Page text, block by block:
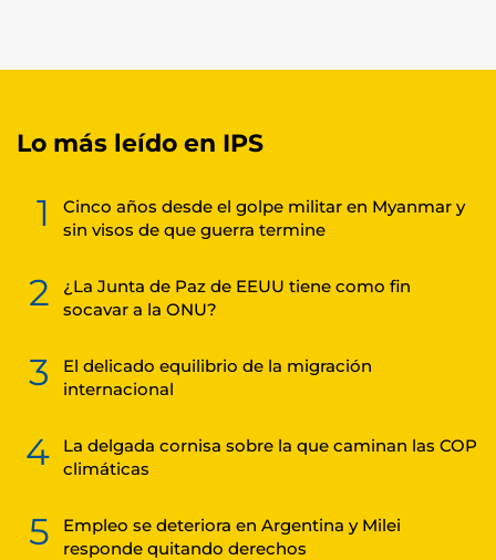
Lo más leído en IPS
1
Cinco años desde el golpe militar en Myanmar y
sin visos de que guerra termine
2
¿La Junta de Paz de EEUU tiene como fin
socavar a la ONU?
3
El delicado equilibrio de la migración
internacional
4
La delgada cornisa sobre la que caminan las COP
climáticas
5
Empleo se deteriora en Argentina y Milei
responde quitando derechos